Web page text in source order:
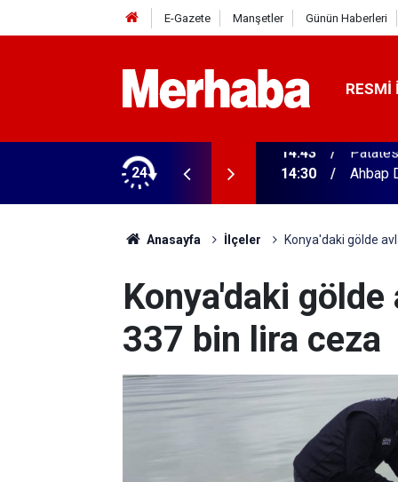
E-Gazete Manşetler Günün Haberleri
RESMI
24
2 bin TIR bu şehirden yola çıkacak 14:30 Ahbap
Anasayfa İlçeler Konya'daki gölde
Konya'daki
337 bin lira ceza